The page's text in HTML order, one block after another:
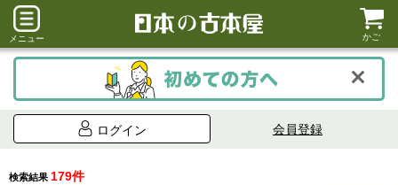
メニュー かご
ログイン 会員登録
検索結果 179件